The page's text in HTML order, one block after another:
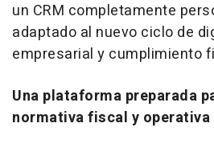
un CRM completamente
adaptado al nuevo ciclo de
empresarial y cumplimiento
Una plataforma preparada
normativa fiscal y operativa